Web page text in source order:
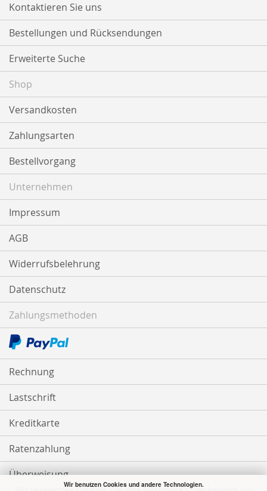
Wir benutzen Cookies und andere Technologien.
Kontaktieren Sie uns
Bestellungen und Rücksendungen
Erweiterte Suche
Shop
Versandkosten
Zahlungsarten
Bestellvorgang
Unternehmen
Impressum
AGB
Widerrufsbelehrung
Datenschutz
Zahlungsmethoden
Rechnung
Lastschrift
Kreditkarte
Ratenzahlung
Überweisung